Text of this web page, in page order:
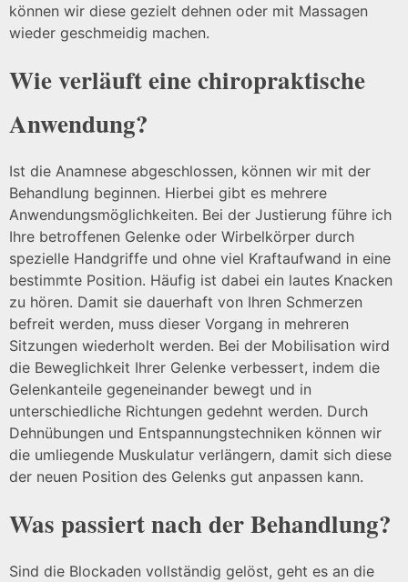
können wir diese gezielt dehnen oder mit Massagen
wieder geschmeidig machen.
Wie verläuft eine chiropraktische
Anwendung?
Ist die Anamnese abgeschlossen, können wir mit der
Behandlung beginnen. Hierbei gibt es mehrere
Anwendungsmöglichkeiten. Bei der Justierung führe ich
Ihre betroffenen Gelenke oder Wirbelkörper durch
spezielle Handgriffe und ohne viel Kraftaufwand in eine
bestimmte Position. Häufig ist dabei ein lautes Knacken
zu hören. Damit sie dauerhaft von Ihren Schmerzen
befreit werden, muss dieser Vorgang in mehreren
Sitzungen wiederholt werden. Bei der Mobilisation wird
die Beweglichkeit Ihrer Gelenke verbessert, indem die
Gelenkanteile gegeneinander bewegt und in
unterschiedliche Richtungen gedehnt werden. Durch
Dehnübungen und Entspannungstechniken können wir
die umliegende Muskulatur verlängern, damit sich diese
der neuen Position des Gelenks gut anpassen kann.
Was passiert nach der Behandlung?
Sind die Blockaden vollständig gelöst, geht es an die